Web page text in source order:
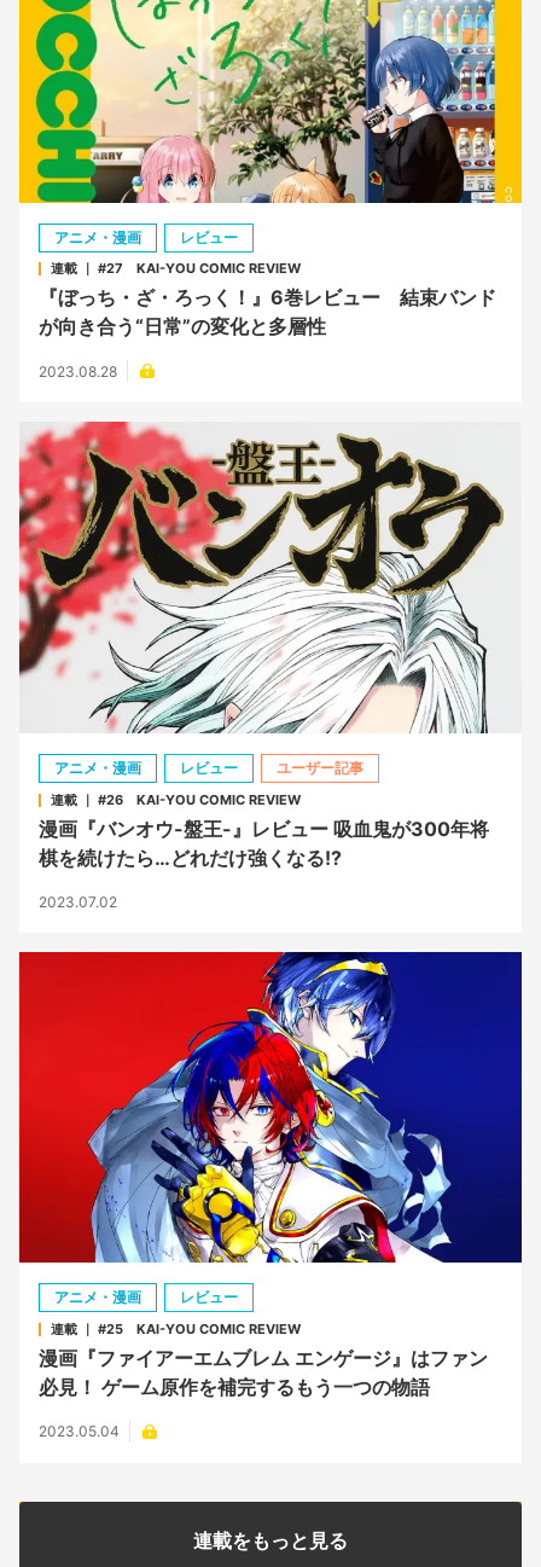
アニメ・漫画 レビュー
連載 ｜ #27 KAI-YOU COMIC REVIEW
『ぼっち・ざ・ろっく！』6巻レビュー 結束バンド
が向き合う“日常”の変化と多層性
2023.08.28
アニメ・漫画 レビュー ユーザー記事
連載 ｜ #26 KAI-YOU COMIC REVIEW
漫画『バンオウ-盤王-』レビュー 吸血鬼が300年将
棋を続けたら…どれだけ強くなる!?
2023.07.02
アニメ・漫画 レビュー
連載 ｜ #25 KAI-YOU COMIC REVIEW
漫画『ファイアーエムブレム エンゲージ』はファン
必見！ ゲーム原作を補完するもう一つの物語
2023.05.04
連載をもっと見る